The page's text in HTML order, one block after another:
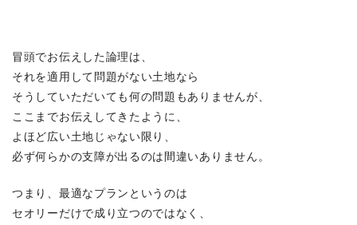
冒頭でお伝えした論理は、
それを適用して問題がない土地なら
そうしていただいても何の問題もありませんが、
ここまでお伝えしてきたように、
よほど広い土地じゃない限り、
必ず何らかの支障が出るのは間違いありません。
つまり、最適なプランというのは
セオリーだけで成り立つのではなく、